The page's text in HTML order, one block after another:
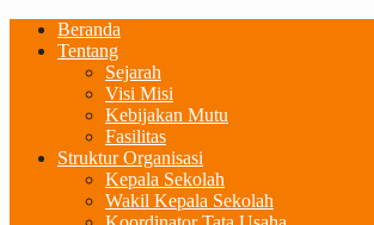
Beranda
Tentang
Sejarah
Visi Misi
Kebijakan Mutu
Fasilitas
Struktur Organisasi
Kepala Sekolah
Wakil Kepala Sekolah